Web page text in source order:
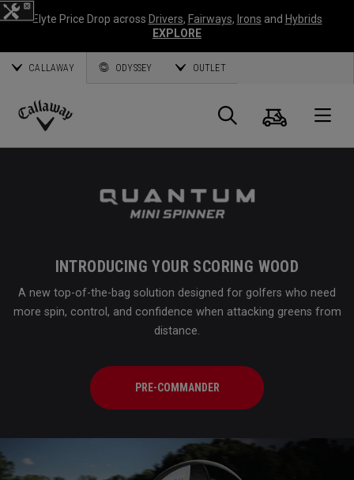
Elyte Price Drop across Drivers, Fairways, Irons and Hybrids
EXPLORE
CALLAWAY ODYSSEY OUTLET
Callaway
Panier
INTRODUCING YOUR SCORING WOOD
A new top-of-the-bag solution designed for golfers who need
more spin, control, and confidence when attacking greens from
distance.
PRE-COMMANDER